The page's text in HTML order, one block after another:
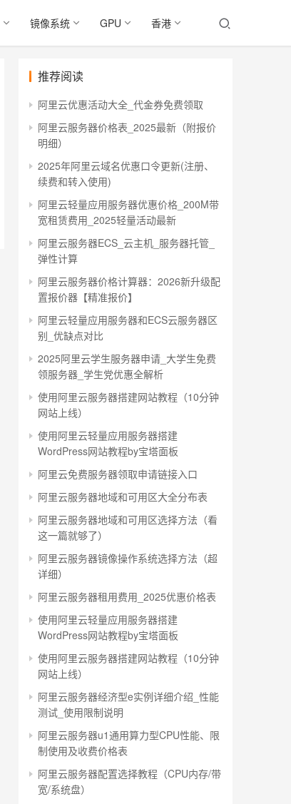
镜像系统 GPU 香港
推荐阅读
阿里云优惠活动大全_代金券免费领取
阿里云服务器价格表_2025最新（附报价
明细）
2025年阿里云域名优惠口令更新(注册、
续费和转入使用)
阿里云轻量应用服务器优惠价格_200M带
宽租赁费用_2025轻量活动最新
阿里云服务器ECS_云主机_服务器托管_
弹性计算
阿里云服务器价格计算器：2026新升级配
置报价器【精准报价】
阿里云轻量应用服务器和ECS云服务器区
别_优缺点对比
2025阿里云学生服务器申请_大学生免费
领服务器_学生党优惠全解析
使用阿里云服务器搭建网站教程（10分钟
网站上线）
使用阿里云轻量应用服务器搭建
WordPress网站教程by宝塔面板
阿里云免费服务器领取申请链接入口
阿里云服务器地域和可用区大全分布表
阿里云服务器地域和可用区选择方法（看
这一篇就够了）
阿里云服务器镜像操作系统选择方法（超
详细）
阿里云服务器租用费用_2025优惠价格表
使用阿里云轻量应用服务器搭建
WordPress网站教程by宝塔面板
使用阿里云服务器搭建网站教程（10分钟
网站上线）
阿里云服务器经济型e实例详细介绍_性能
测试_使用限制说明
阿里云服务器u1通用算力型CPU性能、限
制使用及收费价格表
阿里云服务器配置选择教程（CPU内存/带
宽/系统盘）